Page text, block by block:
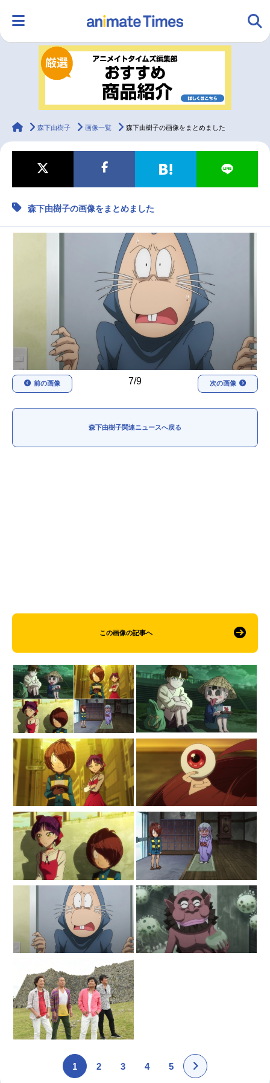
ランキング アニメ
ラジオ
マンガ・ラノベ ゲーム・アプリ 音楽 コスプレ
2.5次元 配信・Vtuber
声優記事一覧
実写化映画一覧
夏アニメ
秋アニメ 冬アニメ
男性声優/女性声優一覧
FOLLOW US
animateTimes
森下由樹子 画像一覧 森下由樹子の画像をまとめました
森下由樹子の画像をまとめました
7/9
前の画像 次の画像
森下由樹子関連ニュースへ戻る
この画像の記事へ
1 2 3 4 5